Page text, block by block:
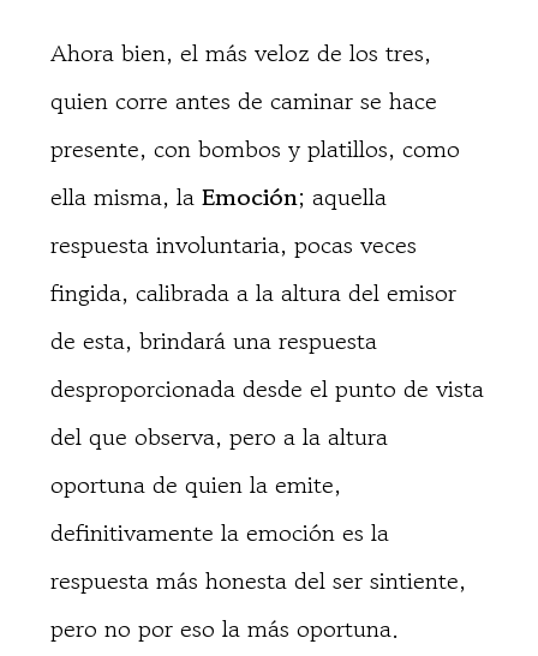
Ahora bien, el más veloz de los tres,
quien corre antes de caminar se hace
presente, con bombos y platillos, como
ella misma, laEmoción; aquella
respuesta involuntaria, pocas veces
fingida, calibrada a la altura del emisor
de esta, brindará una respuesta
desproporcionada desde el punto de vista
del que observa, pero a la altura
oportuna de quien la emite,
definitivamente la emoción es la
respuesta más honesta del ser sintiente,
pero no por eso la más oportuna.